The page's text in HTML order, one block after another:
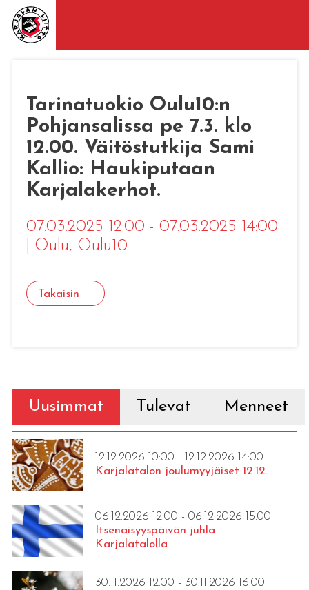
Tarinatuokio Oulu10:n
Pohjansalissa pe 7.3. klo
12.00. Väitöstutkija Sami
Kallio: Haukiputaan
Karjalakerhot.
07.03.2025 12:00 - 07.03.2025 14:00
Oulu, Oulu10
Takaisin
Uusimmat Tulevat Menneet
12.12.2026 10:00 - 12.12.2026 14:00
Karjalatalon joulumyyjäiset 12.12.
06.12.2026 12:00 - 06.12.2026 15:00
Itsenäisyyspäivän juhla
Karjalatalolla
30.11.2026 12:00 - 30.11.2026 16:00